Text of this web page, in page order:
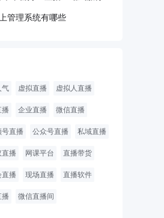
管理系统有哪些
气 虚拟直播 虚拟人直播
播 企业直播 微信直播
号直播 公众号直播 私域直播
直播 网课平台 直播带货
直播 现场直播 直播软件
播 微信直播间